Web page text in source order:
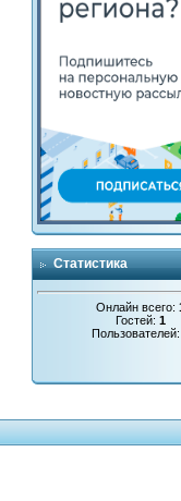
Статистика
Онлайн всего:
Гостей:1